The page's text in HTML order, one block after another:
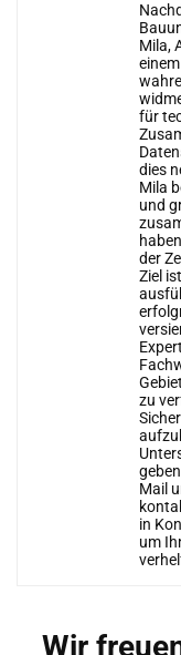
Mila,
für
dies
Mila
und
der
Ziel
zu
Mail
in
um
Wir